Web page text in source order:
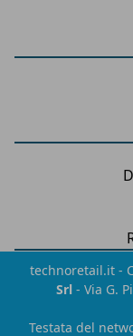
technoretail.it -
Srl - Via G.
Testata del